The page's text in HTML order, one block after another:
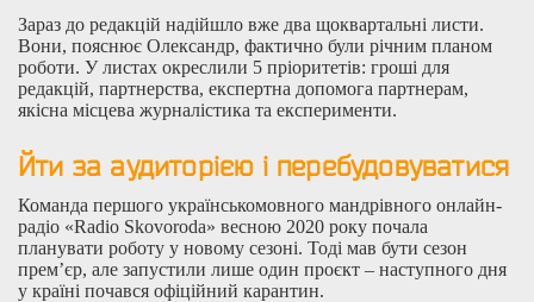
Зараз до редакцій надійшло вже два щоквартальні листи.
Вони, пояснює Олександр, фактично були річним планом
роботи. У листах окреслили 5 пріоритетів: гроші для
редакцій, партнерства, експертна допомога партнерам,
якісна місцева журналістика та експерименти.
Йти за аудиторією і перебудовуватися
Команда першого українськомовного мандрівного онлайн-
радіо «Radio Skovoroda» весною 2020 року почала
планувати роботу у новому сезоні. Тоді мав бути сезон
прем’єр, але запустили лише один проєкт – наступного дня
у країні почався офіційний карантин.